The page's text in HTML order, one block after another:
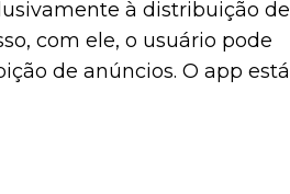
à distribuição de
com ele, o usuário pode
de anúncios. O app está